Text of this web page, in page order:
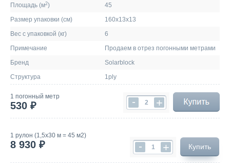
Площадь (м2)
45
Размер упаковки (см)
160х13х13
Вес с упаковкой (кг)
6
Примечание
Продаем в отрез погонными метрами
Бренд
Solarblock
Структура
1ply
1 погонный метр
530 ₽ - +
1 рулон (1,5х30 м = 45 м2)
8 930 ₽ - + Купить